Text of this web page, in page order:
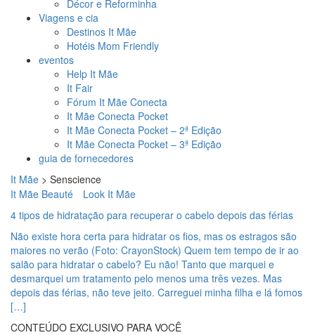
Décor e Reforminha
Viagens e cia
Destinos It Mãe
Hotéis Mom Friendly
eventos
Help It Mãe
It Fair
Fórum It Mãe Conecta
It Mãe Conecta Pocket
It Mãe Conecta Pocket – 2ª Edição
It Mãe Conecta Pocket – 3ª Edição
guia de fornecedores
It Mãe > Senscience
It Mãe Beauté
Look It Mãe
4 tipos de hidratação para recuperar o cabelo depois das férias
Não existe hora certa para hidratar os fios, mas os estragos são
maiores no verão (Foto: CrayonStock) Quem tem tempo de ir ao
salão para hidratar o cabelo? Eu não! Tanto que marquei e
desmarquei um tratamento pelo menos uma três vezes. Mas
depois das férias, não teve jeito. Carreguei minha filha e lá fomos
[…]
CONTEÚDO EXCLUSIVO PARA VOCÊ